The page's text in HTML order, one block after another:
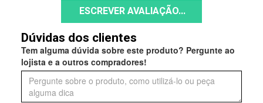
ESCREVER AVALIAÇÃO...
Dúvidas dos clientes
Tem alguma dúvida sobre este produto? Pergunte ao
lojista e a outros compradores!